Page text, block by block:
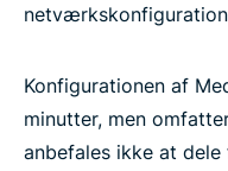
Konfigurationen af
minutter, men
anbefales ikke at